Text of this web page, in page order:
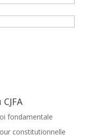
fondamentale
constitutionnelle